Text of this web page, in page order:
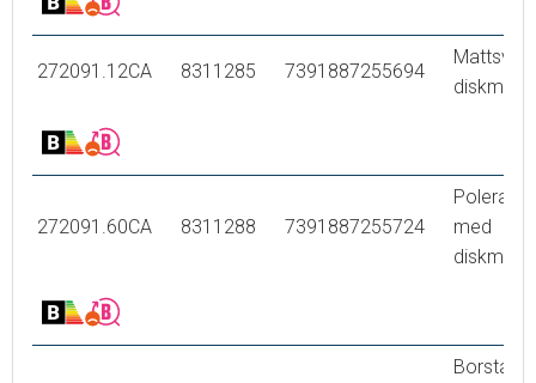
272091.12CA 8311285 7391887255694
272091.60CA 8311288 7391887255724
Polerad
med
Borstad